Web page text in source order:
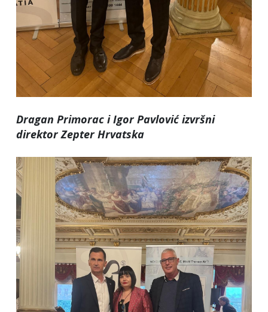
Dragan Primorac i Igor Pavlović izvršni
direktor Zepter Hrvatska